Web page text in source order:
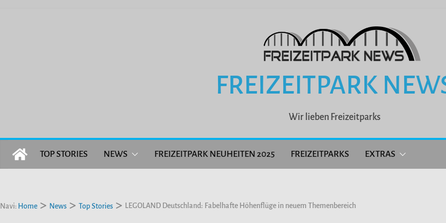
FREIZEITPARK
Wir lieben Freizeitparks
TOP STORIES NEWS FREIZEITPARK NEUHEITEN 2025 FREIZEITPARKS EXTRAS
Navi: Home News Top Stories LEGOLAND Deutschland: Fabelhafte Höhenflüge in neuem Themenbereich